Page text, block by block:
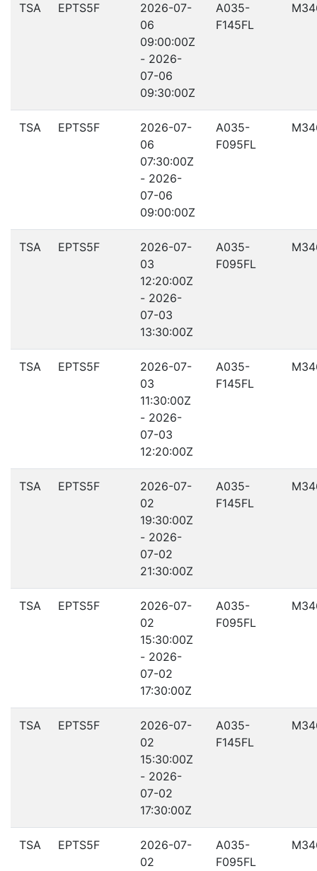
TSA EPTS5F
2026-07-
06
09:00:00Z
- 2026-
07-06
09:30:00Z
A035-
F145FL
TSA EPTS5F
2026-07-
06
07:30:00Z
- 2026-
07-06
09:00:00Z
A035-
F095FL
TSA EPTS5F
2026-07-
03
12:20:00Z
- 2026-
07-03
13:30:00Z
A035-
F095FL
TSA EPTS5F
2026-07-
03
11:30:00Z
- 2026-
07-03
12:20:00Z
A035-
F145FL
TSA EPTS5F
2026-07-
02
19:30:00Z
- 2026-
07-02
21:30:00Z
A035-
F145FL
TSA EPTS5F
2026-07-
02
15:30:00Z
- 2026-
07-02
17:30:00Z
A035-
F095FL
TSA EPTS5F
2026-07-
02
15:30:00Z
- 2026-
07-02
17:30:00Z
A035-
F145FL
TSA EPTS5F
2026-07-
02
A035-
F095FL